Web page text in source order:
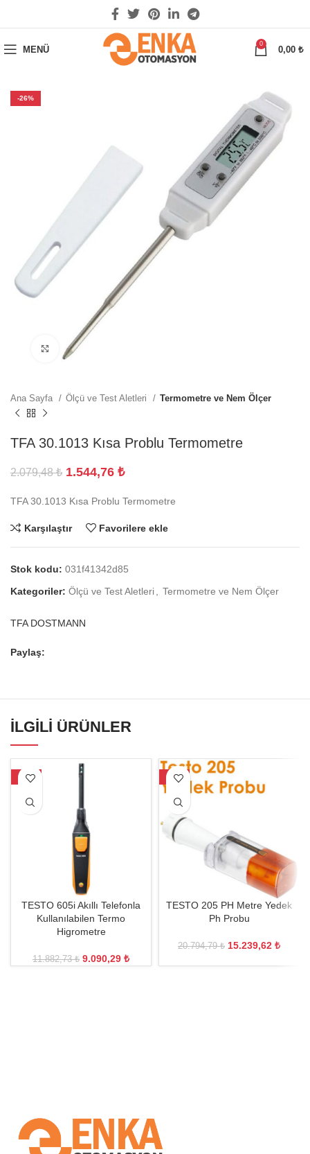
MENÜ
0
0,00 ₺
-26%
Büyütmek için tıklayın
Ana Sayfa Ölçü ve Test Aletleri Termometre ve Nem Ölçer
TFA 30.1013 Kısa Problu Termometre
2.079,48₺ 1.544,76 ₺
TFA 30.1013 Kısa Problu Termometre
Karşılaştır Favorilere ekle
Stok kodu: 031f41342d85
Kategoriler: Ölçü ve Test Aletleri Termometre ve Nem Ölçer
TFA DOSTMANN
Paylaş:
İLGILI ÜRÜNLER
-23%
TESTO 605i Akıllı Telefonla
Kullanılabilen Termo
Higrometre
11.882,73₺ 9.090,29 ₺
-27%
TESTO 205 PH Metre Yedek
Ph Probu
20.794,79₺ 15.239,62 ₺